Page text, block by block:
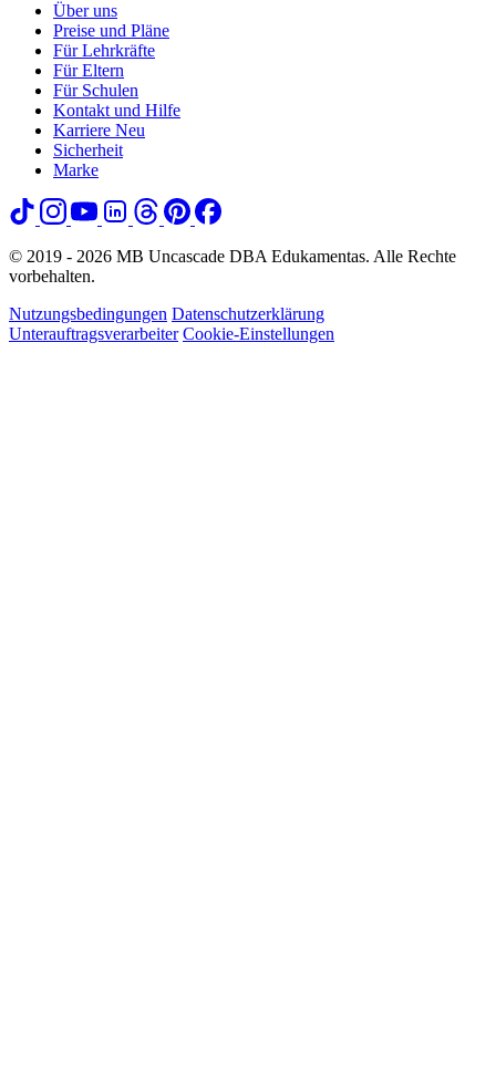
Über uns
Preise und Pläne
Für Lehrkräfte
Für Eltern
Für Schulen
Kontakt und Hilfe
Karriere Neu
Sicherheit
Marke
© 2019 - 2026 MB Uncascade DBA Edukamentas. Alle Rechte
vorbehalten.
Nutzungsbedingungen Datenschutzerklärung
Unterauftragsverarbeiter Cookie-Einstellungen